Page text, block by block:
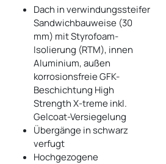
Dach in verwindungssteifer
Sandwichbauweise (30
mm) mit Styrofoam-
Isolierung (RTM), innen
Aluminium, außen
korrosionsfreie GFK-
Beschichtung High
Strength X-treme inkl.
Gelcoat-Versiegelung
Übergänge in schwarz
verfugt
Hochgezogene